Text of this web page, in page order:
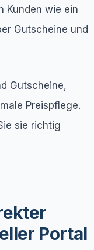
Kunden wie ein
Gutscheine und
Gutscheine,
Preispflege.
sie richtig
Portal